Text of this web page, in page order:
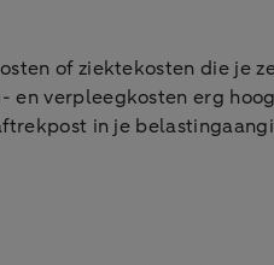
of ziektekosten die je
en verpleegkosten erg
in je